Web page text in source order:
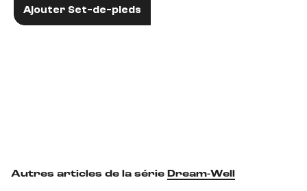
Ajouter Set-de-pieds
Autres articles de la série Dream-Well